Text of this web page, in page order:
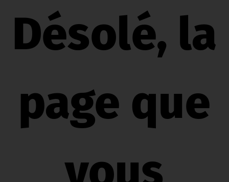
Désolé, la
page que